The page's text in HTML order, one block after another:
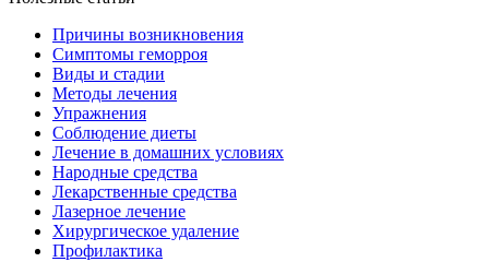
Причины возникновения
Симптомы геморроя
Виды и стадии
Методы лечения
Упражнения
Соблюдение диеты
Лечение в домашних условиях
Народные средства
Лекарственные средства
Лазерное лечение
Хирургическое удаление
Профилактика